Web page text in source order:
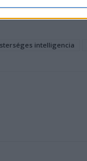
intelligencia